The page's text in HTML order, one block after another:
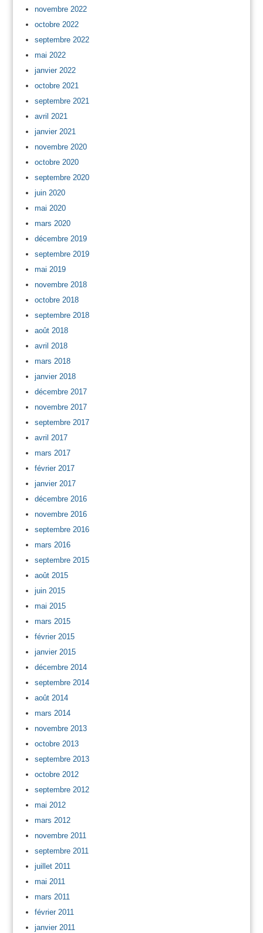
novembre 2022
octobre 2022
septembre 2022
mai 2022
janvier 2022
octobre 2021
septembre 2021
avril 2021
janvier 2021
novembre 2020
octobre 2020
septembre 2020
juin 2020
mai 2020
mars 2020
décembre 2019
septembre 2019
mai 2019
novembre 2018
octobre 2018
septembre 2018
août 2018
avril 2018
mars 2018
janvier 2018
décembre 2017
novembre 2017
septembre 2017
avril 2017
mars 2017
février 2017
janvier 2017
décembre 2016
novembre 2016
septembre 2016
mars 2016
septembre 2015
août 2015
juin 2015
mai 2015
mars 2015
février 2015
janvier 2015
décembre 2014
septembre 2014
août 2014
mars 2014
novembre 2013
octobre 2013
septembre 2013
octobre 2012
septembre 2012
mai 2012
mars 2012
novembre 2011
septembre 2011
juillet 2011
mai 2011
mars 2011
février 2011
janvier 2011